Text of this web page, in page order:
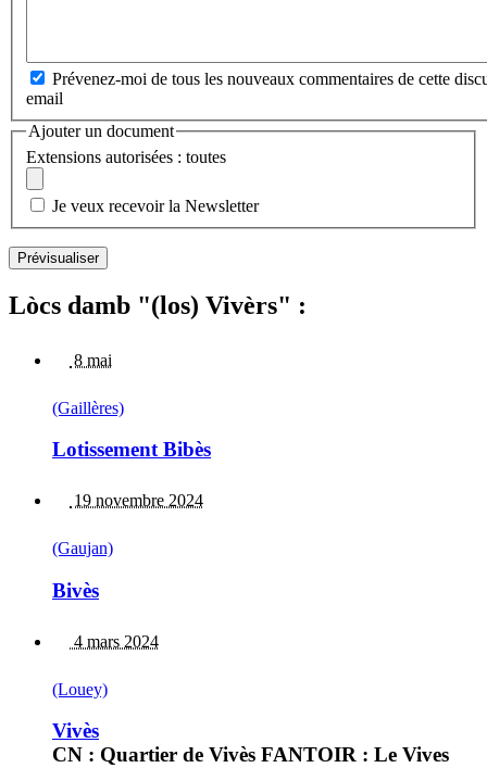
Prévenez-moi de tous les nouveaux commentaires de cette
email
Ajouter un document
Extensions autorisées : toutes
Je veux recevoir la Newsletter
Lòcs damb "(los) Vivèrs" :
8 mai
(Gaillères)
Lotissement Bibès
19 novembre 2024
(Gaujan)
Bivès
4 mars 2024
(Louey)
Vivès
CN : Quartier de Vivès FANTOIR : Le Vives